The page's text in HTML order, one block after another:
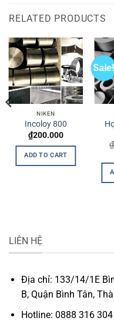
RELATED PRODUCTS
NIKEN
Incoloy 800
₫200.000
ADD TO CART
Sale!
₫
LIÊN HỆ
Địa chỉ: 133/14/1E
B, Quận Bình Tân,
Hotline: 0888 316